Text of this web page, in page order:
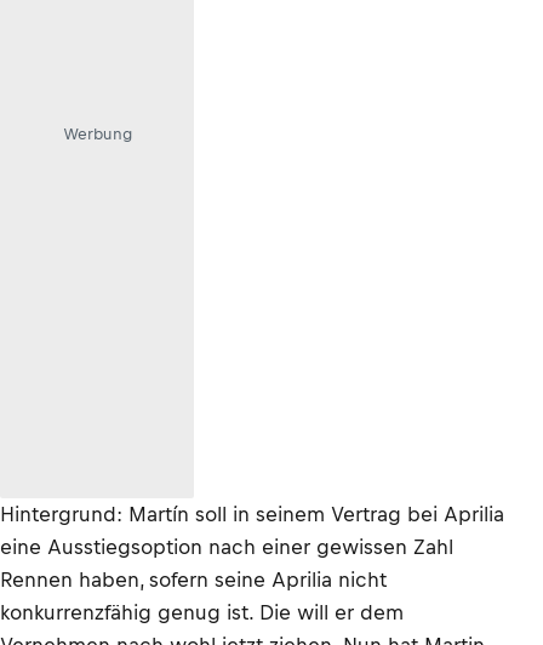
Werbung
Hintergrund: Martín soll in seinem Vertrag bei Aprilia
eine Ausstiegsoption nach einer gewissen Zahl
Rennen haben, sofern seine Aprilia nicht
konkurrenzfähig genug ist. Die will er dem